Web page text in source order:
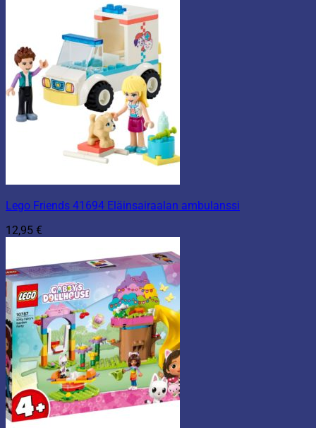
Lego Friends 41694 Eläinsairaalan ambulanssi
12,95 €